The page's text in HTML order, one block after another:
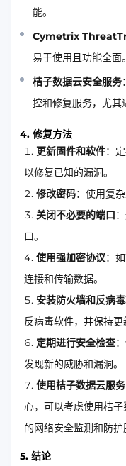
能。
Cymetrix
易于使用且功能全面。
桔子数据云安全服务
控和修复服务，尤其
4. 修复方法
更新固件和软件：
以修复已知的漏洞。
修改密码：使用复
关闭不必要的端口
口。
使用强加密协议：
连接和传输数据。
安装防火墙和反病
反病毒软件，并保持更
定期进行安全检查
发现新的威胁和漏洞。
使用桔子数据云服务
心，可以考虑使用桔
的网络安全监测和防护
5. 结论